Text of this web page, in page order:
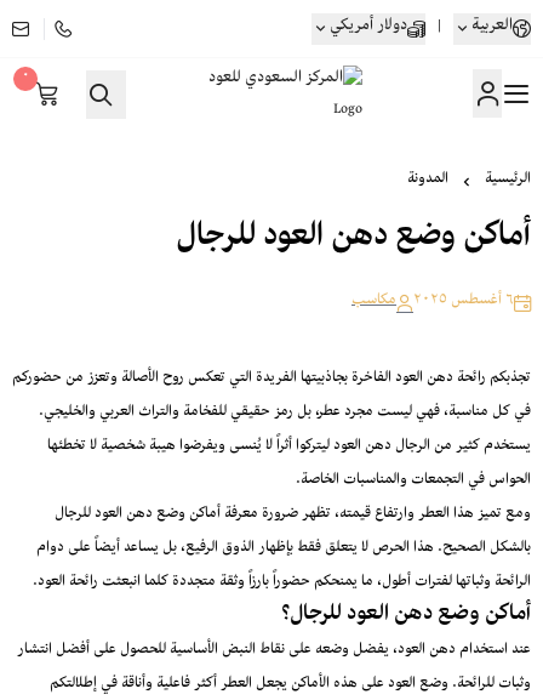
العربية | دولار أمريكي
المركز السعودي للعود
٠
الرئيسية المدونة
أماكن وضع دهن العود للرجال
٦ أغسطس ٢٠٢٥ مكاسب
تجذبكم رائحة دهن العود الفاخرة بجاذبيتها الفريدة التي تعكس روح الأصالة وتعزز من حضوركم
في كل مناسبة، فهي ليست مجرد عطر، بل رمز حقيقي للفخامة والتراث العربي والخليجي.
يستخدم كثير من الرجال دهن العود ليتركوا أثراً لا يُنسى ويفرضوا هيبة شخصية لا تخطئها
الحواس في التجمعات والمناسبات الخاصة.
ومع تميز هذا العطر وارتفاع قيمته، تظهر ضرورة معرفة أماكن وضع دهن العود للرجال
بالشكل الصحيح. هذا الحرص لا يتعلق فقط بإظهار الذوق الرفيع، بل يساعد أيضاً على دوام
الرائحة وثباتها لفترات أطول، ما يمنحكم حضوراً بارزاً وثقة متجددة كلما انبعثت رائحة العود.
أماكن وضع دهن العود للرجال؟
عند استخدام دهن العود، يفضل وضعه على نقاط النبض الأساسية للحصول على أفضل انتشار
وثبات للرائحة. وضع العود على هذه الأماكن يجعل العطر أكثر فاعلية وأناقة في إطلالتكم